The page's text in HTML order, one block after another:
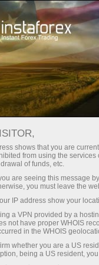
Con
hasta
spreads y
mercado,
atractivas
acciones e
Spreads
Bono del 30%
en cada
Velocidad
en el trading
shows that you are
from using the
of funds, etc.
are seeing this message
you must leave the
IP address show your
a VPN provided by a
not have proper WHOIS
in the WHOIS
whether you are a US
being a US resident,